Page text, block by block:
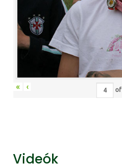
« ‹ of
Videók